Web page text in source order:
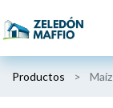
Productos